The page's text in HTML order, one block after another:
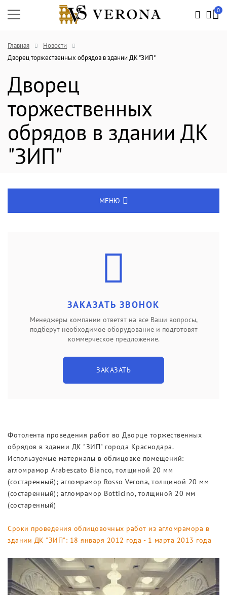
0
Главная
Новости
Дворец торжественных обрядов в здании ДК "ЗИП"
Дворец
торжественных
обрядов в здании ДК
"ЗИП"
МЕНЮ
ЗАКАЗАТЬ ЗВОНОК
Менеджеры компании ответят на все Ваши вопросы,
подберут необходимое оборудование и подготовят
коммерческое предложение.
ЗАКАЗАТЬ
Фотолента проведения работ во Дворце торжественных
обрядов в здании ДК "ЗИП" города Краснодара.
Используемые материалы в облицовке помещений:
агломрамор Arabescato Bianco, толщиной 20 мм
(состаренный); агломрамор Rosso Verona, толщиной 20 мм
(состаренный); агломрамор Botticino, толщиной 20 мм
(состаренный)
Сроки проведения облицовочных работ из агломрамора в
здании ДК "ЗИП": 18 января 2012 года - 1 марта 2013 года